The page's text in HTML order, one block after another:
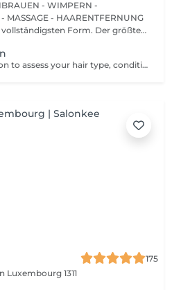
- WIMPERN -
MASSAGE - HAARENTFERNUNG
vollständigsten Form. Der größte
A personalized consultation to assess your hair type, condition, and goals helping us recommend the perfect treatments, color, or cut to suit your style and lifestyle.
175
Luxembourg 1311